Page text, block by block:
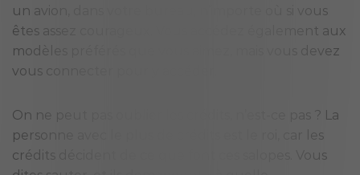
un avion, dans votre bureau, n’importe où si vous
êtes assez courageux. Vous accédez également aux
modèles préférés que vous aimez, mais vous devez
vous connecter pour y accéder.
On ne peut pas oublier les crédits, n’est-ce pas ? La
personne avec le plus de crédits est le roi, car les
crédits décident de ce que font ces salopes. Vous